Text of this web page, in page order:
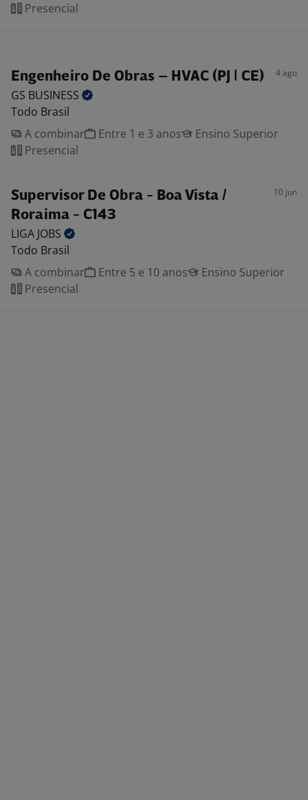
Presencial
Engenheiro De Obras – HVAC (PJ | CE) 4 ago
GS BUSINESS
Todo Brasil
A combinar
Entre 1 e 3 anos
Ensino Superior
Presencial
Supervisor De Obra - Boa Vista /
Roraima - C143
10 jun
LIGA JOBS
Todo Brasil
A combinar
Entre 5 e 10 anos
Ensino Superior
Presencial